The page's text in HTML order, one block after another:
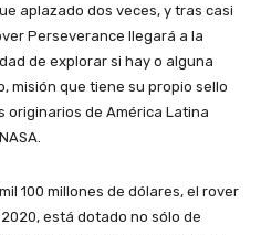
aplazado dos veces, y tras casi
Perseverance llegará a la
de explorar si hay o alguna
misión que tiene su propio sello
originarios de América Latina
100 millones de dólares, el rover
está dotado no sólo de